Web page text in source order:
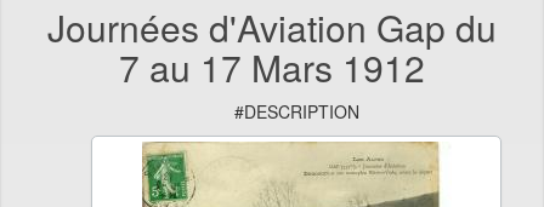
Journées d'Aviation Gap du
7 au 17 Mars 1912
#DESCRIPTION